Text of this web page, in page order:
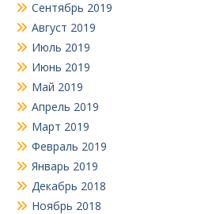
Сентябрь 2019
Август 2019
Июль 2019
Июнь 2019
Май 2019
Апрель 2019
Март 2019
Февраль 2019
Январь 2019
Декабрь 2018
Ноябрь 2018